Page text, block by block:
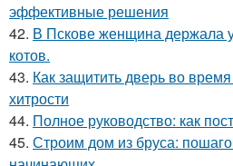
эффективные решения
42. В Пскове женщина держала
котов.
43. Как защитить дверь во
хитрости
44. Полное руководство: как
45. Строим дом из бруса: